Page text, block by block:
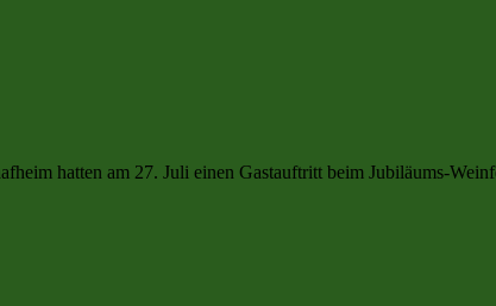
hatten am 27. Juli einen Gastauftritt beim Jubiläums-